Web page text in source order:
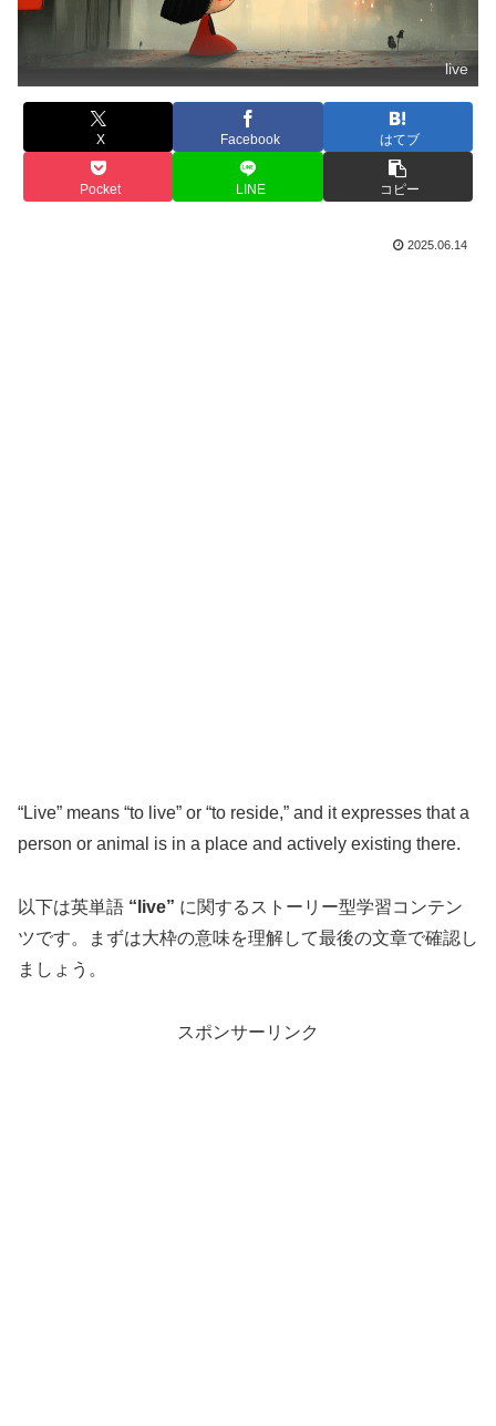
live
X Facebook はてブ
Pocket LINE コピー
2025.06.14
“Live” means “to live” or “to reside,” and it expresses that a
person or animal is in a place and actively existing there.
以下は英単語 “live” に関するストーリー型学習コンテン
ツです。まずは大枠の意味を理解して最後の文章で確認し
ましょう。
スポンサーリンク